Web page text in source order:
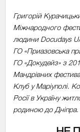
Григорій
Міжнародного
людини Docudays
ГО «Приазовська
ГО «Докудейз» з
Мандрівних
Клуб у Маріуполі.
Росії в Україну
родиною до Дніпра.